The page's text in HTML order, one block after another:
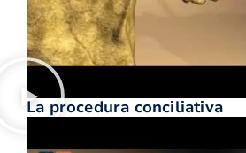
La procedura conciliativa